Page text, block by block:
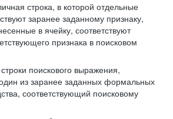
строка, в которой отдельные
заранее заданному признаку,
в ячейку, соответствуют
признака в поисковом
поискового выражения,
из заранее заданных формальных
соответствующий поисковому